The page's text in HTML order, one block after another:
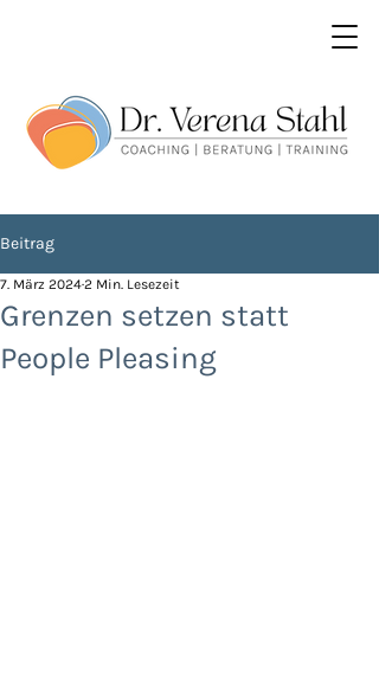
Beitrag
Grenzen setzen statt
People Pleasing
7. März 20242 Min. Lesezeit